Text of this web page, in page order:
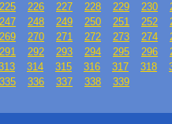
225 226 227 228 229 230
247 248 249 250 251 252
269 270 271 272 273 274
291 292 293 294 295 296
314 315 316 317 318
335 336 337 338 339